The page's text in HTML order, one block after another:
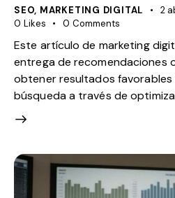
SEO, MARKETING DIGITAL 2
0 Likes 0 Comments
Este artículo de marketing
entrega de recomendaciones
obtener resultados
búsqueda a través de